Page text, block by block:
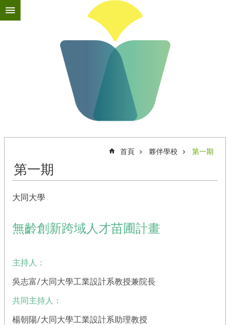
跳到主要內容區塊
於
苗
苗
教
練
夥
伴
學
校
苗
首頁 夥伴學校 第一期
第一期
大同大學
無齡創新跨域人才苗圃計畫
主持人：
吳志富/大同大學工業設計系教授兼院長
共同主持人：
楊朝陽/大同大學工業設計系助理教授